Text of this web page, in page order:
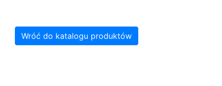
Wróć do katalogu produktów